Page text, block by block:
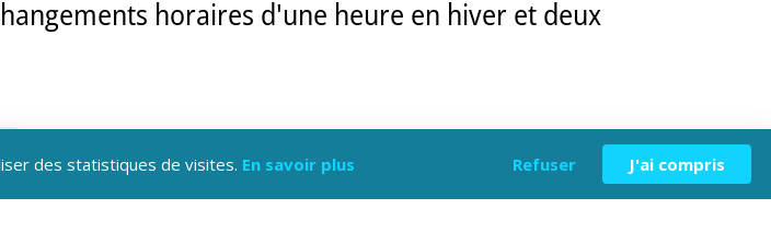
horaires d'une heure en hiver et deux
des statistiques de visites. En savoir plus Refuser J'ai compris